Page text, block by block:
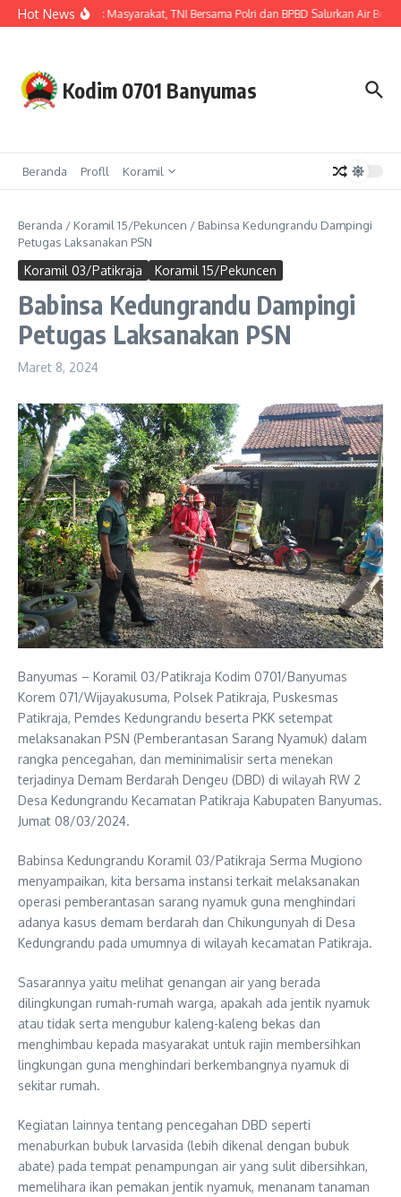
Lewati ke konten
Hot News
Hadir untuk Masyarakat, TNI Bersama Polri dan BPBD Salurkan Air
Kodim 0701 Banyumas
Beranda Profll Koramil
Beranda / Koramil 15/Pekuncen / Babinsa Kedungrandu Dampingi
Petugas Laksanakan PSN
Koramil 03/Patikraja Koramil 15/Pekuncen
Babinsa Kedungrandu Dampingi
Petugas Laksanakan PSN
Maret 8, 2024
Banyumas – Koramil 03/Patikraja Kodim 0701/Banyumas
Korem 071/Wijayakusuma, Polsek Patikraja, Puskesmas
Patikraja, Pemdes Kedungrandu beserta PKK setempat
melaksanakan PSN (Pemberantasan Sarang Nyamuk) dalam
rangka pencegahan, dan meminimalisir serta menekan
terjadinya Demam Berdarah Dengeu (DBD) di wilayah RW 2
Desa Kedungrandu Kecamatan Patikraja Kabupaten Banyumas.
Jumat 08/03/2024.
Babinsa Kedungrandu Koramil 03/Patikraja Serma Mugiono
menyampaikan, kita bersama instansi terkait melaksanakan
operasi pemberantasan sarang nyamuk guna menghindari
adanya kasus demam berdarah dan Chikungunyah di Desa
Kedungrandu pada umumnya di wilayah kecamatan Patikraja.
Sasarannya yaitu melihat genangan air yang berada
dilingkungan rumah-rumah warga, apakah ada jentik nyamuk
atau tidak serta mengubur kaleng-kaleng bekas dan
menghimbau kepada masyarakat untuk rajin membersihkan
lingkungan guna menghindari berkembangnya nyamuk di
sekitar rumah.
Kegiatan lainnya tentang pencegahan DBD seperti
menaburkan bubuk larvasida (lebih dikenal dengan bubuk
abate) pada tempat penampungan air yang sulit dibersihkan,
memelihara ikan pemakan jentik nyamuk, menanam tanaman